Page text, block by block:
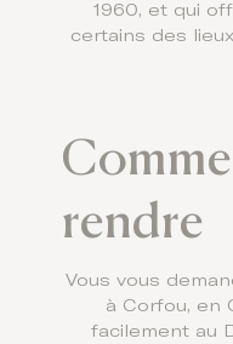
1960, et qui
certains des
rendre
Vous vous
à Corfou, en
facilement au